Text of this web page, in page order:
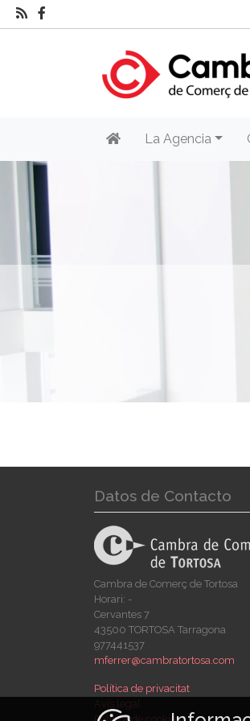
La Agencia
Datos de Contacto
Cambra de Comerç de Tortosa
Horari: -
Cervantes 7
43500 TORTOSA Tarragona
977441537
mferrer@cambratortosa.com
Política de privacitat
Avís legal